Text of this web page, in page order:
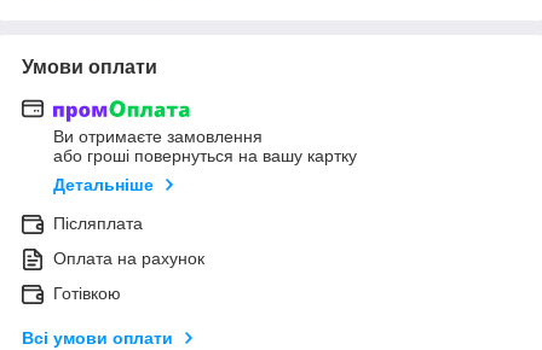
Умови оплати
Ви отримаєте замовлення
або гроші повернуться на вашу картку
Детальніше
Післяплата
Оплата на рахунок
Готівкою
Всі умови оплати